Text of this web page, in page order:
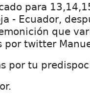
para
- Ecuador,
que
por twitter
por tu